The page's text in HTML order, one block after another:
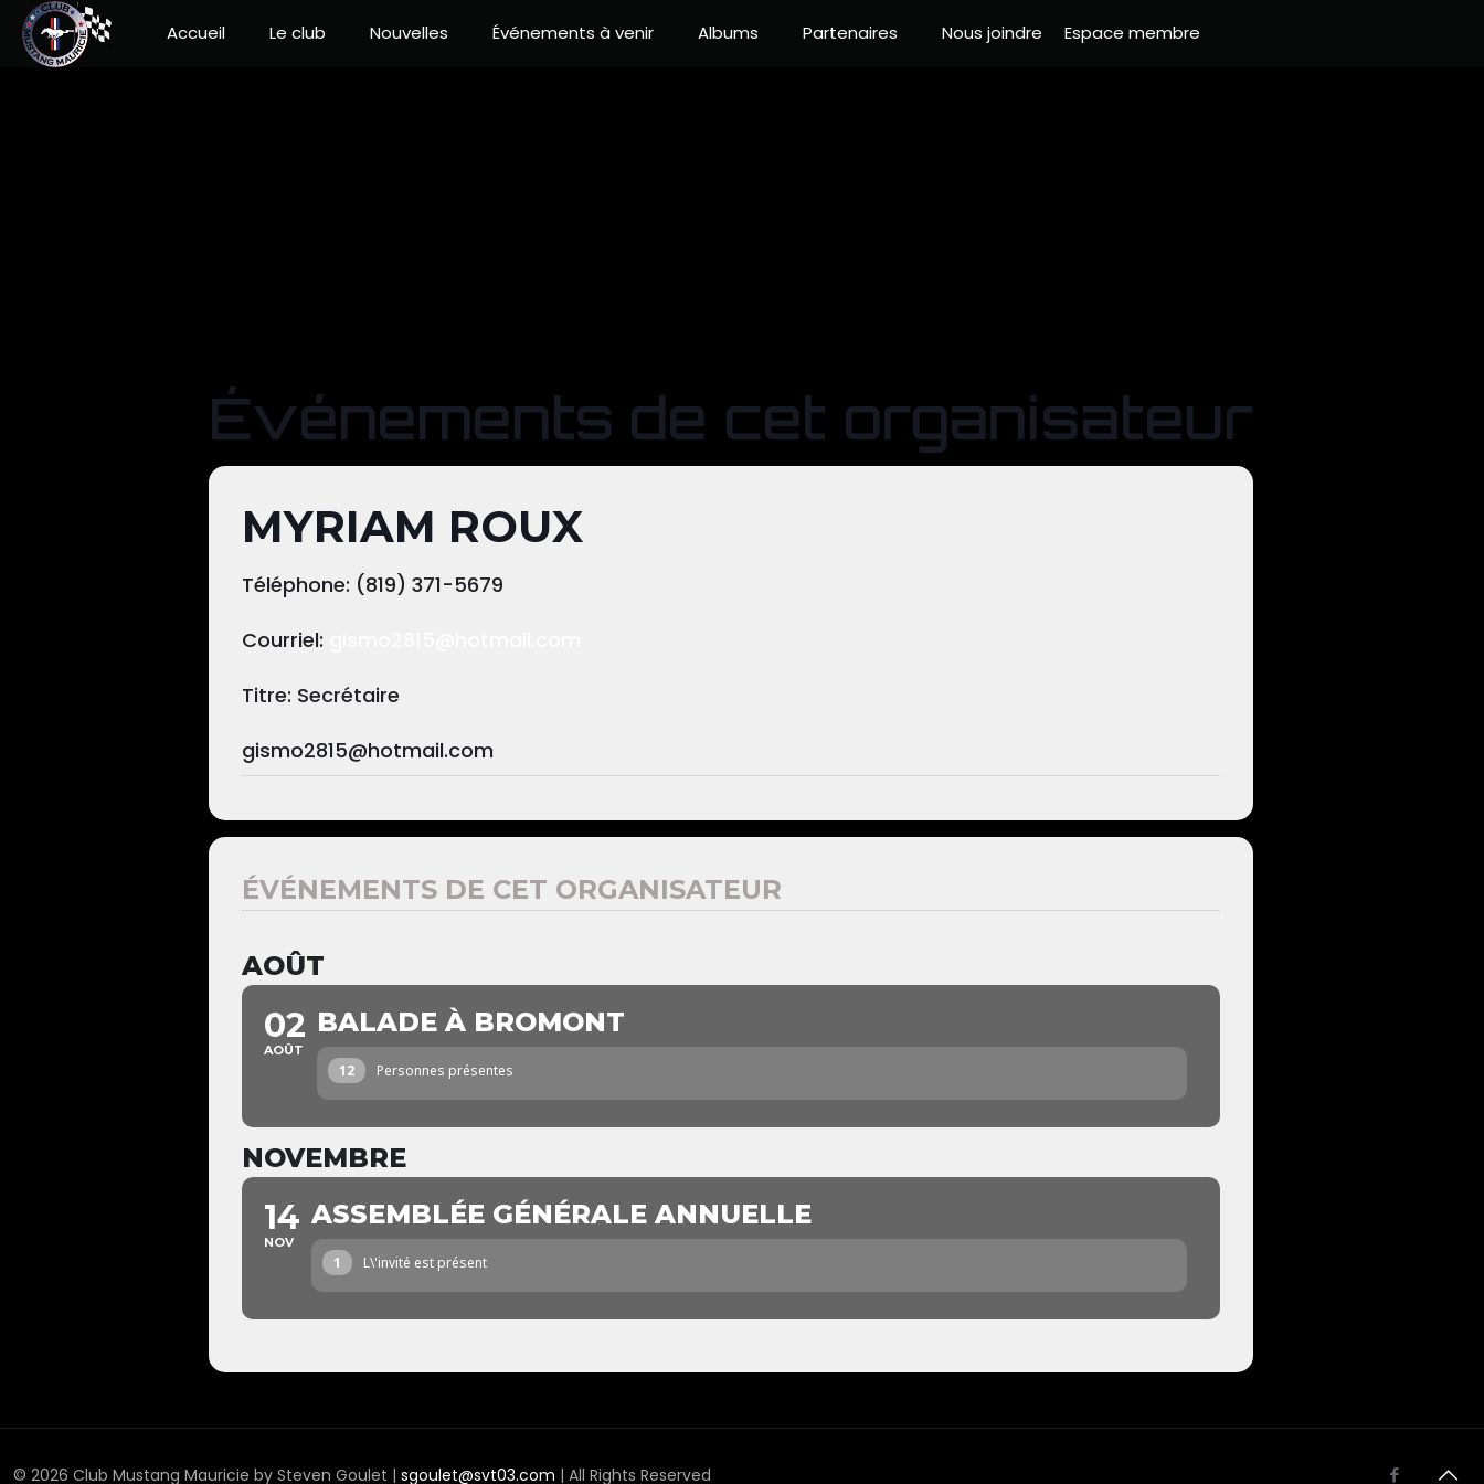
Accueil Le club Nouvelles Événements à venir Albums Partenaires Nous joindre Espace membre
Événements de cet organisateur
MYRIAM ROUX
Téléphone: (819) 371-5679
Courriel:
Titre: Secrétaire
gismo2815@hotmail.com
ÉVÉNEMENTS DE CET ORGANISATEUR
AOÛT
02
AOÛT
BALADE À BROMONT
12 Personnes présentes
NOVEMBRE
14
NOV
ASSEMBLÉE GÉNÉRALE ANNUELLE
1 L\'invité est présent
© 2026 Club Mustang Mauricie by Steven Goulet | sgoulet@svt03.com | All Rights Reserved